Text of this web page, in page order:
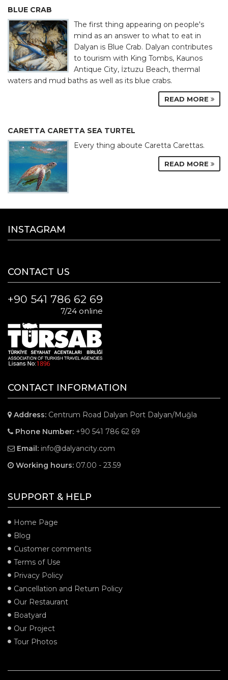
BLUE CRAB
The first thing appearing on people's
mind as an answer to what to eat in
Dalyan is Blue Crab. Dalyan contributes
to tourism with King Tombs, Kaunos
Antique City, İztuzu Beach, thermal
waters and mud baths as well as its blue crabs.
READ MORE
CARETTA CARETTA SEA TURTEL
Every thing aboute Caretta Carettas.
READ MORE
INSTAGRAM
CONTACT US
+90 541 786 62 69
7/24 online
CONTACT INFORMATION
Address: Centrum Road Dalyan Port Dalyan/Muğla
Phone Number: +90 541 786 62 69
Email: info@dalyancity.com
Working hours: 07.00 - 23.59
SUPPORT & HELP
Home Page
Blog
Customer comments
Terms of Use
Privacy Policy
Cancellation and Return Policy
Our Restaurant
Boatyard
Our Project
Tour Photos
SECURITY